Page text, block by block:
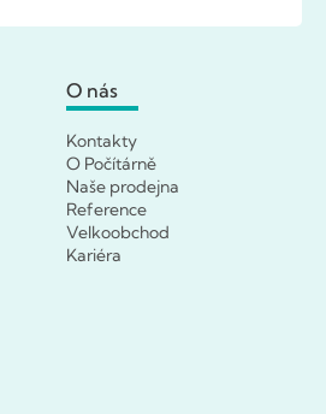
O nás
Kontakty
O Počítárně
Naše prodejna
Reference
Velkoobchod
Kariéra